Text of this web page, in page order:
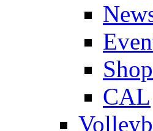
Shop
CAL